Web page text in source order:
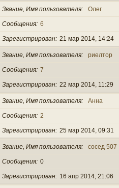
Звание, Имя пользователя Олег
Сообщения 6
Зарегистрирован 21 мар 2014, 14:24
Звание, Имя пользователя риелтор
Сообщения 7
Зарегистрирован 22 мар 2014, 11:29
Звание, Имя пользователя Анна
Сообщения 2
Зарегистрирован 25 мар 2014, 09:31
Звание, Имя пользователя сосед 507
Сообщения 0
Зарегистрирован 16 апр 2014, 21:06